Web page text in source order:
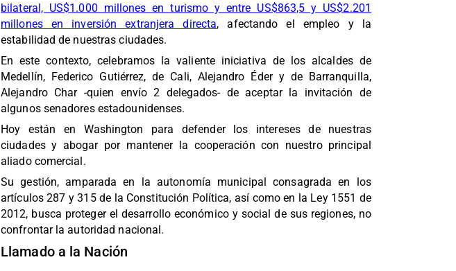
bilateral, US$1.000 millones en turismo y entre US$863,5 y US$2.201
millones en inversión extranjera directa, afectando el empleo y la
estabilidad de nuestras ciudades.
En este contexto, celebramos la valiente iniciativa de los alcaldes de
Medellín, Federico Gutiérrez, de Cali, Alejandro Éder y de Barranquilla,
Alejandro Char -quien envío 2 delegados- de aceptar la invitación de
algunos senadores estadounidenses.
Hoy están en Washington para defender los intereses de nuestras
ciudades y abogar por mantener la cooperación con nuestro principal
aliado comercial.
Su gestión, amparada en la autonomía municipal consagrada en los
artículos 287 y 315 de la Constitución Política, así como en la Ley 1551 de
2012, busca proteger el desarrollo económico y social de sus regiones, no
confrontar la autoridad nacional.
Llamado a la Nación